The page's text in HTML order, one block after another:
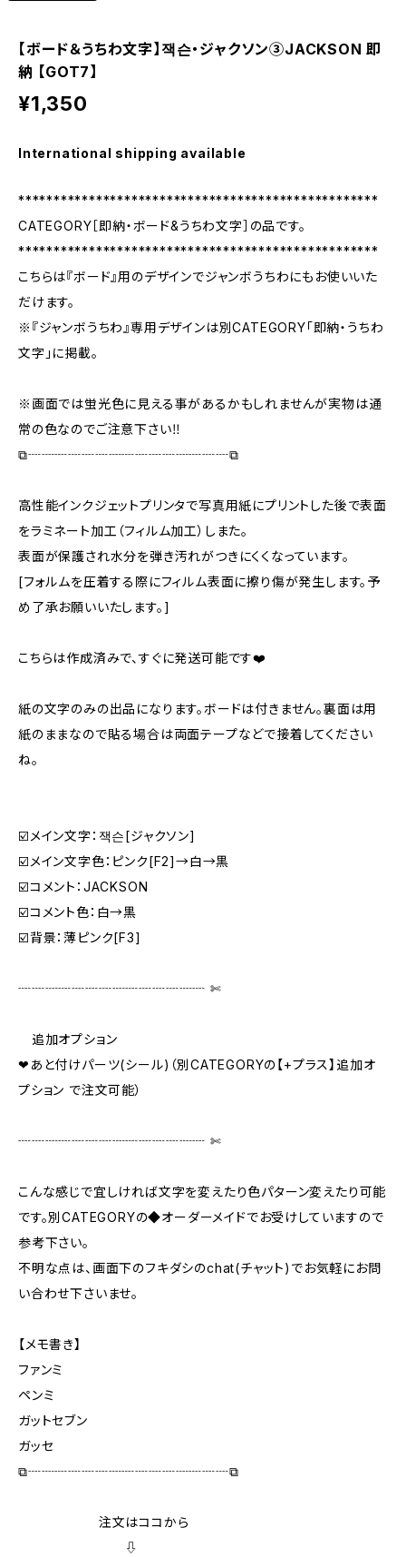
【ボード＆うちわ文字】잭슨・ジャクソン③JACKSON 即
納 【GOT7】
¥1,350
International shipping available
***************************************************
CATEGORY［即納・ボード&うちわ文字］の品です。
***************************************************
こちらは『ボード』用のデザインでジャンボうちわにもお使いいた
だけます。
※『ジャンボうちわ』専用デザインは別CATEGORY「即納・うちわ
文字」に掲載。
※画面では蛍光色に見える事があるかもしれませんが実物は通
常の色なのでご注意下さい‼️
⧉┈┈┈┈┈┈┈┈┈┈┈┈┈┈┈⧉
高性能インクジェットプリンタで写真用紙にプリントした後で表面
をラミネート加工（フィルム加工）しまた。
表面が保護され水分を弾き汚れがつきにくくなっています。
[フォルムを圧着する際にフィルム表面に擦り傷が発生します。予
め了承お願いいたします。]
こちらは作成済みで、すぐに発送可能です❤️
紙の文字のみの出品になります。ボードは付きません。裏面は用
紙のままなので貼る場合は両面テープなどで接着してください
ね。
☑️メイン文字：잭슨[ジャクソン]
☑️メイン文字色：ピンク[F2]→白→黒
☑️コメント：JACKSON
☑️コメント色：白→黒
☑️背景：薄ピンク[F3]
┈┈┈┈┈┈┈┈┈┈┈┈┈┈ ✄‬‬
追加オプション
❤あと付けパーツ(シール)（別CATEGORYの【+プラス】追加オ
プション で注文可能）
┈┈┈┈┈┈┈┈┈┈┈┈┈┈ ✄‬‬
こんな感じで宜しければ文字を変えたり色パターン変えたり可能
です。別CATEGORYの◆オーダーメイドでお受けしていますので
参考下さい。
不明な点は、画面下のフキダシのchat(チャット)でお気軽にお問
い合わせ下さいませ。
【メモ書き】
ファンミ
ペンミ
ガットセブン
ガッセ
⧉┈┈┈┈┈┈┈┈┈┈┈┈┈┈┈⧉
注文はココから
⇩